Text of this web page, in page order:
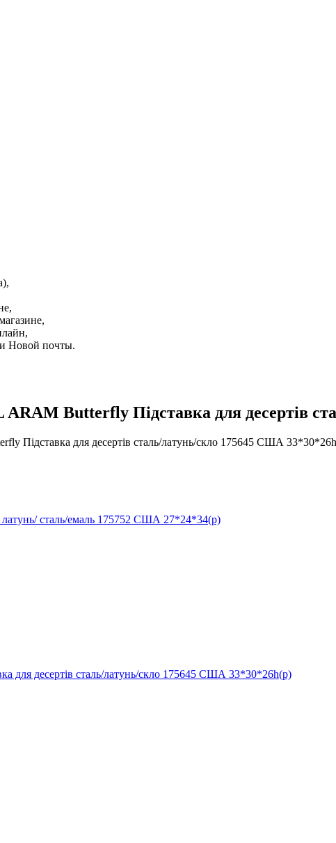
Новой почты.
Butterfly Підставка для десертів
Підставка для десертів сталь/латунь/скло 175645 США
сталь/емаль 175752 США 27*24*34(р)
для десертів сталь/латунь/скло 175645 США 33*30*26h(р)